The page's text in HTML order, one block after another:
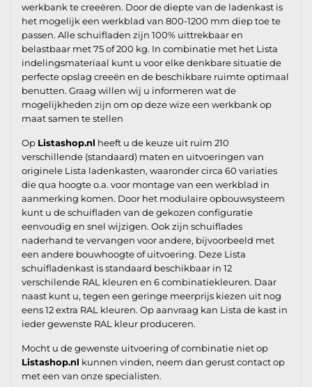
werkbank te creeëren. Door de diepte van de ladenkast is
het mogelijk een werkblad van 800-1200 mm diep toe te
passen. Alle schuifladen zijn 100% uittrekbaar en
belastbaar met 75 of 200 kg. In combinatie met het Lista
indelingsmateriaal kunt u voor elke denkbare situatie de
perfecte opslag creeën en de beschikbare ruimte optimaal
benutten. Graag willen wij u informeren wat de
mogelijkheden zijn om op deze wize een werkbank op
maat samen te stellen
Op Listashop.nl heeft u de keuze uit ruim 210
verschillende (standaard) maten en uitvoeringen van
originele Lista ladenkasten, waaronder circa 60 variaties
die qua hoogte o.a. voor montage van een werkblad in
aanmerking komen. Door het modulaire opbouwsysteem
kunt u de schuifladen van de gekozen configuratie
eenvoudig en snel wijzigen. Ook zijn schuiflades
naderhand te vervangen voor andere, bijvoorbeeld met
een andere bouwhoogte of uitvoering. Deze Lista
schuifladenkast is standaard beschikbaar in 12
verschilende RAL kleuren en 6 combinatiekleuren. Daar
naast kunt u, tegen een geringe meerprijs kiezen uit nog
eens 12 extra RAL kleuren. Op aanvraag kan Lista de kast in
ieder gewenste RAL kleur produceren.
Mocht u de gewenste uitvoering of combinatie niet op
Listashop.nl kunnen vinden, neem dan gerust contact op
met een van onze specialisten.